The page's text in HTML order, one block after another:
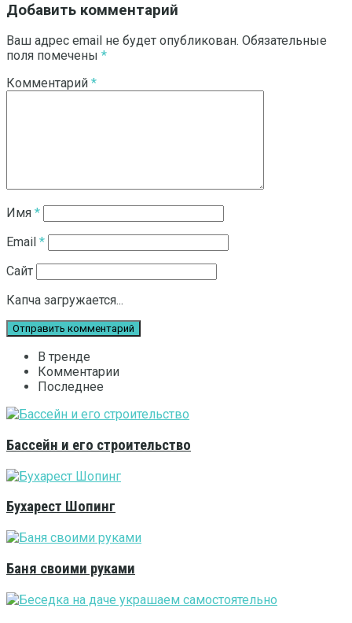
Добавить комментарий
Ваш адрес email не будет опубликован. Обязательные
поля помечены *
Комментарий *
Имя *
Email *
Сайт
Капча загружается...
В тренде
Комментарии
Последнее
Бассейн и его строительство
Бухарест Шопинг
Баня своими руками